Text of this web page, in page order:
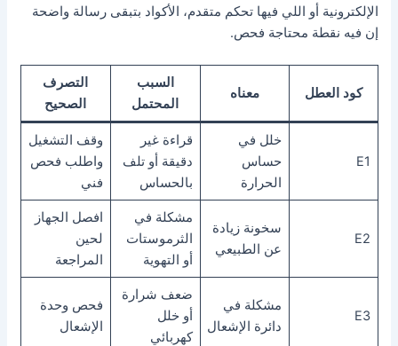
الإلكترونية أو اللي فيها تحكم متقدم، الأكواد بتبقى رسالة واضحة
إن فيه نقطة محتاجة فحص.
كود العطل معناه
السبب
المحتمل
التصرف
الصحيح
E1
خلل في
حساس
الحرارة
قراءة غير
دقيقة أو تلف
بالحساس
وقف التشغيل
واطلب فحص
فني
E2
سخونة زيادة
عن الطبيعي
مشكلة في
الثرموستات
أو التهوية
افصل الجهاز
لحين
المراجعة
E3
مشكلة في
دائرة الإشعال
ضعف شرارة
أو خلل
كهربائي
فحص وحدة
الإشعال